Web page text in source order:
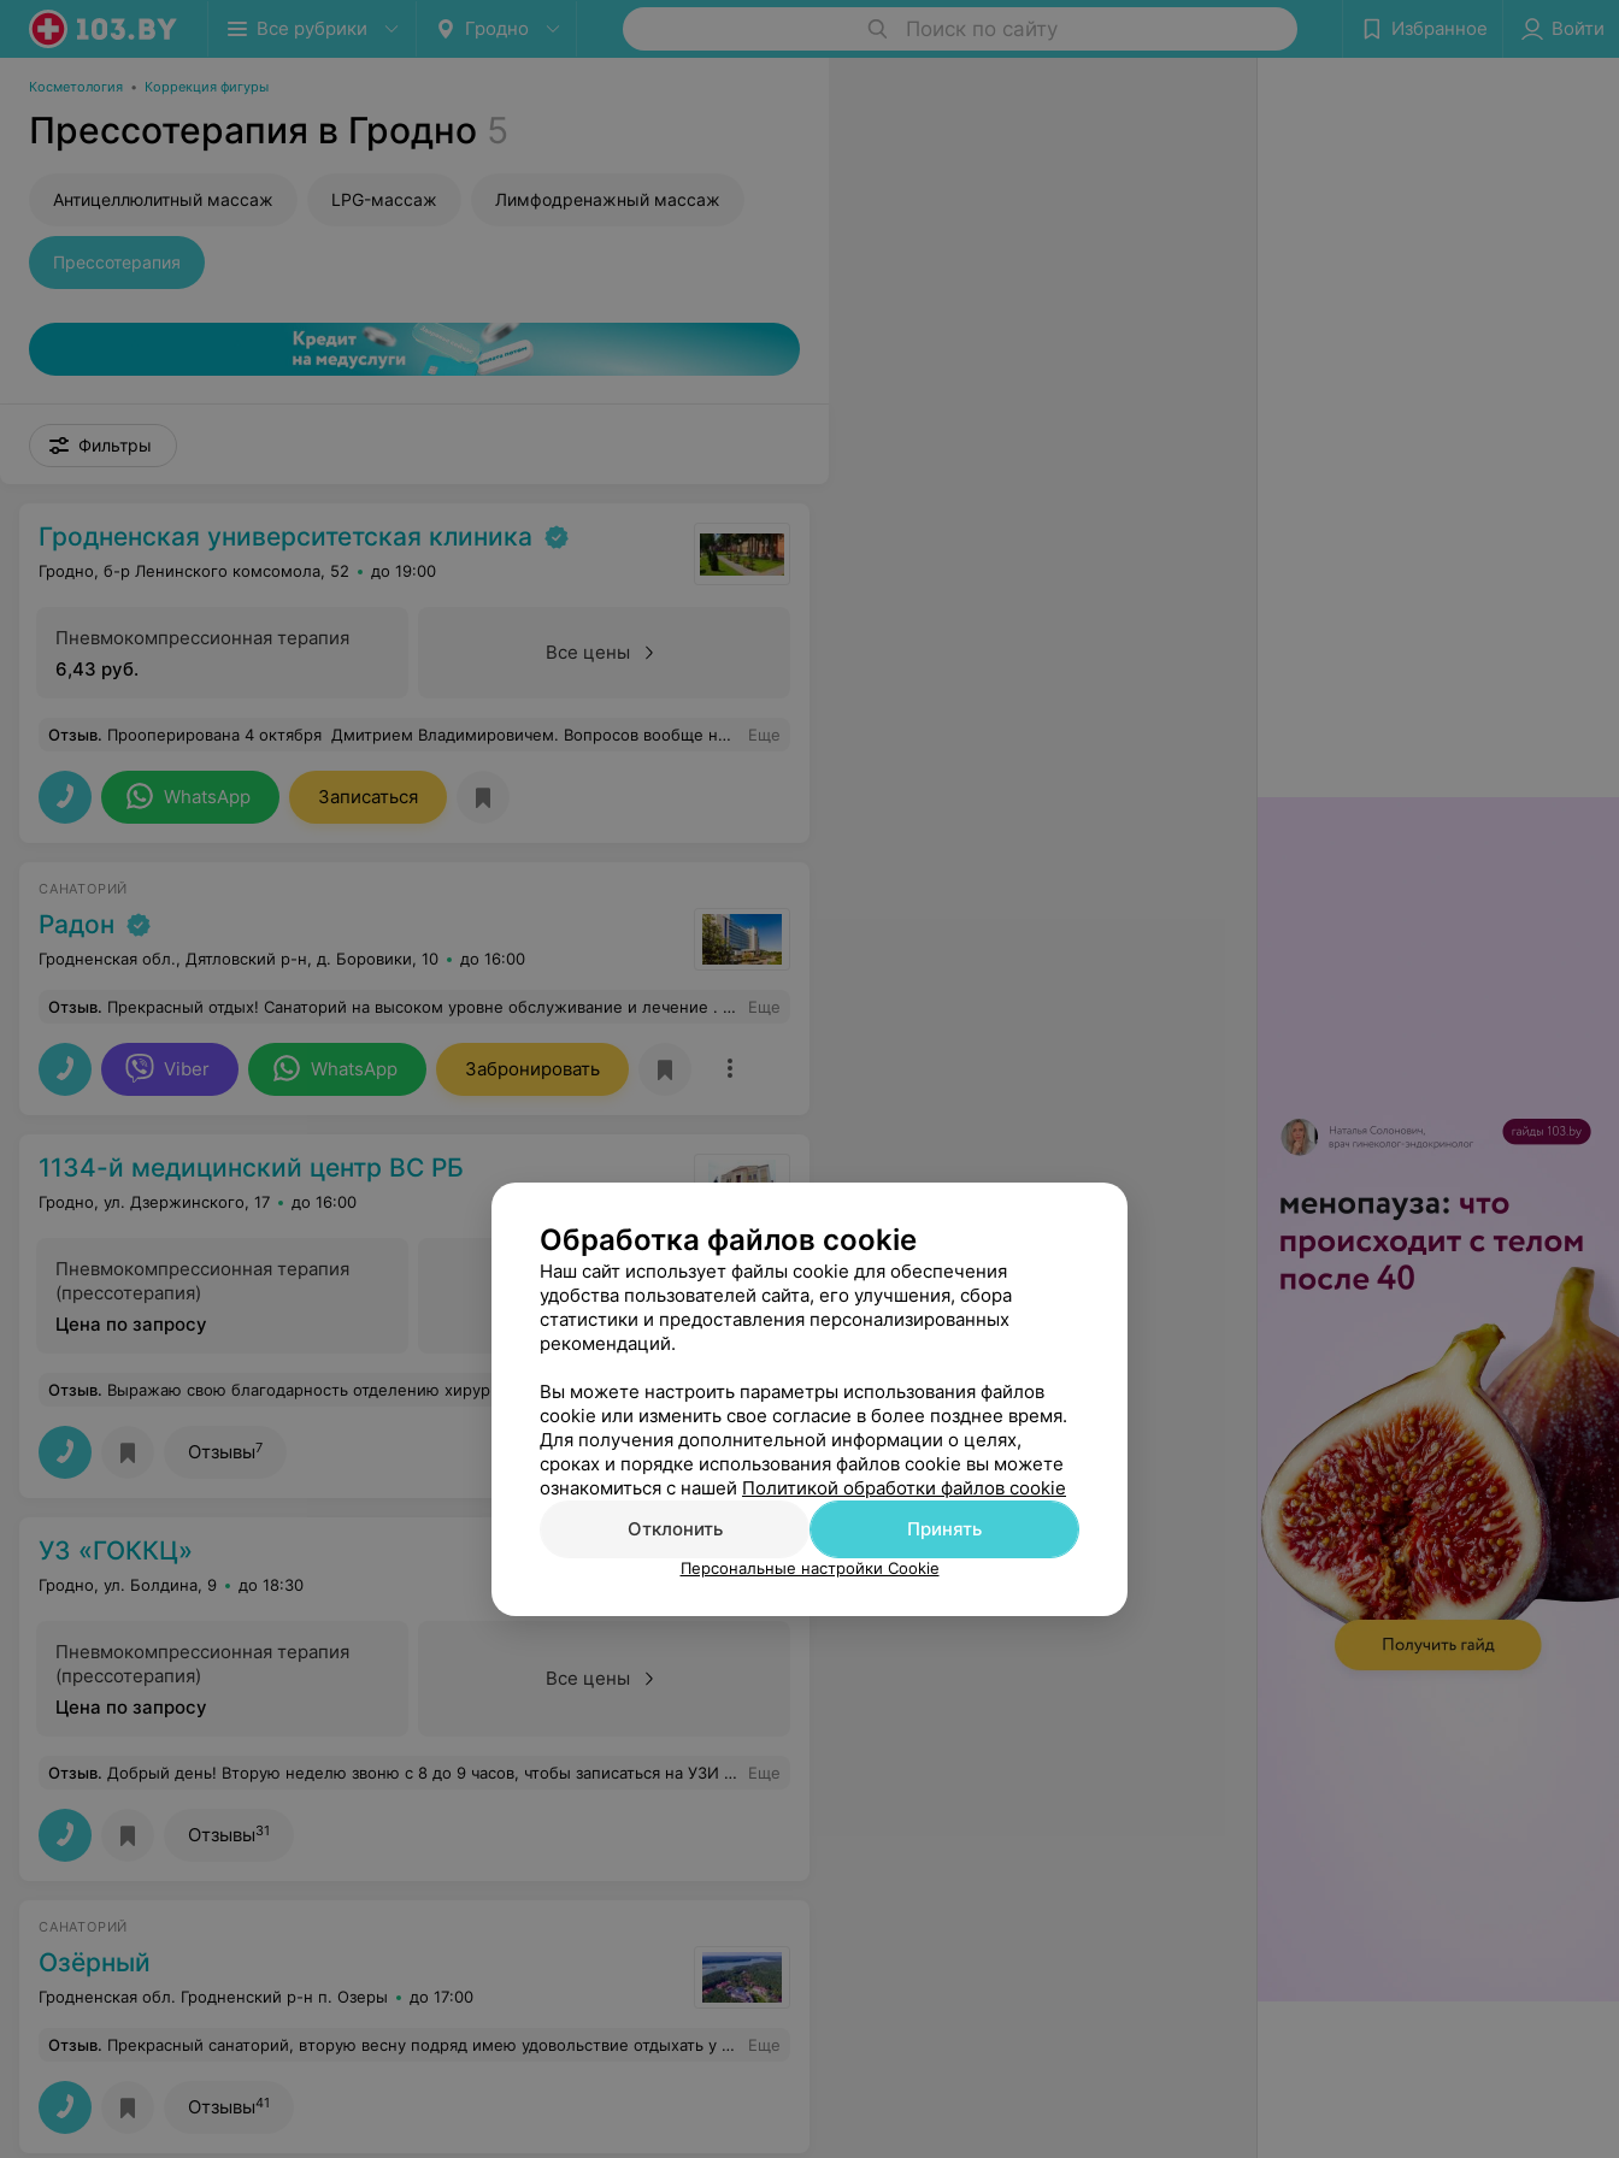
Все рубрики Гродно Поиск по сайту Избранное Войти
Косметология • Коррекция фигуры
Прессотерапия в Гродно 5
Антицеллюлитный массаж LPG-массаж Лимфодренажный массаж
Прессотерапия
Фильтры
Гродненская университетская клиника
Гродно, б-р Ленинского комсомола, 52 до 19:00
Пневмокомпрессионная терапия
6,43 руб.
Все цены
Отзыв. Прооперирована 4 октября Дмитрием Владимировичем. Вопросов вообще не возникает. Хочу выразить благодарность врачу и сказать большое человеческое спасибо за внимание и Вашу непростую работу. Еще
WhatsApp Записаться
САНАТОРИЙ
Радон
Гродненская обл., Дятловский р-н, д. Боровики, 10 до 16:00
Отзыв. Прекрасный отдых! Санаторий на высоком уровне обслуживание и лечение . Питание 5 раз в день, кормят хорошо все вкусно хорошо подаётся. Большое количество разных процедур по разным видом заболевания. Мед. персонал приятный, общительный, дружелюбный. Номер удобный но маловат(тесновато). Прибывания в санатории плавное и мелодичное. В свободное время можно прогуляться как по лесном массиву так вдоль водоёма на котором плавают утки и не прочь полакомиться с ваших рук. Еще
Viber WhatsApp Забронировать
1134-й медицинский центр ВС РБ
Гродно, ул. Дзержинского, 17 до 16:00
Пневмокомпрессионная терапия
(прессотерапия)
Цена по запросу
Все цены
Отзыв. Выражаю свою благодарность отделению хирургии а конкретно Тересе Сигезмундовне анастезиологу Андрею Александровичу за их профессионализм в работе а также всему личному составу отделения хирургии во главе с А А Еще
Отзывы7
УЗ «ГОККЦ»
Гродно, ул. Болдина, 9 до 18:30
Пневмокомпрессионная терапия
(прессотерапия)
Цена по запросу
Все цены
Отзыв. Добрый день! Вторую неделю звоню с 8 до 9 часов, чтобы записаться на УЗИ сердца. В результате после 9 часов подняли трубку и ответили, что дают всего по 10 талонов на день. И как быть? Можно, конечно, обратиться в др. место... Еще
Отзывы31
САНАТОРИЙ
Озёрный
Гродненская обл. Гродненский р-н п. Озеры до 17:00
Отзыв. Прекрасный санаторий, вторую весну подряд имею удовольствие отдыхать у вас. Прекрасная ифраструктура, неповторимые природные пейзажи и внимательный персонал делают отдых еще более приятным. Надеюсь, что традиция сохранится. Удачи вам! Еще
Отзывы41
Обработка файлов cookie
Наш сайт использует файлы cookie для обеспечения
удобства пользователей сайта, его улучшения, сбора
статистики и предоставления персонализированных
рекомендаций.
Вы можете настроить параметры использования файлов
cookie или изменить свое согласие в более позднее время.
Для получения дополнительной информации о целях,
сроках и порядке использования файлов cookie вы можете
ознакомиться с нашей Политикой обработки файлов cookie
Отклонить
Принять
Персональные настройки Cookie